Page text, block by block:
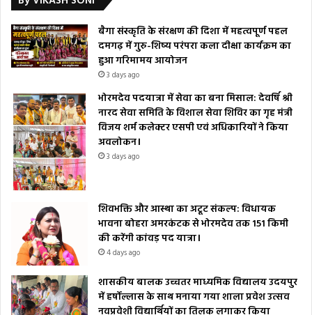
बैगा संस्कृति के संरक्षण की दिशा में महत्वपूर्ण पहल
दमगढ़ में गुरु-शिष्य परंपरा कला दीक्षा कार्यक्रम का
हुआ गरिमामय आयोजन
3 days ago
भोरमदेव पदयात्रा में सेवा का बना मिसाल: देवर्षि श्री
नारद सेवा समिति के विशाल सेवा शिविर का गृह मंत्री
विजय शर्म कलेक्टर एसपी एवं अधिकारियों ने किया
अवलोकन।
3 days ago
शिवभक्ति और आस्था का अटूट संकल्प: विधायक
भावना बोहरा अमरकंटक से भोरमदेव तक 151 किमी
की करेंगी कांवड़ पद यात्रा।
4 days ago
शासकीय बालक उच्चतर माध्यमिक विद्यालय उदयपुर
में हर्षोल्लास के साथ मनाया गया शाला प्रवेश उत्सव
नवप्रवेशी विद्यार्थियों का तिलक लगाकर किया